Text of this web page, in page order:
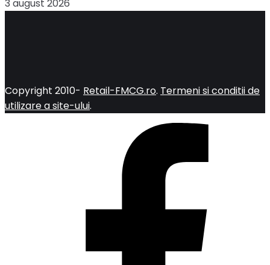
3 august 2026
Copyright 2010- Retail-FMCG.ro. Termeni si conditii de
utilizare a site-ului.